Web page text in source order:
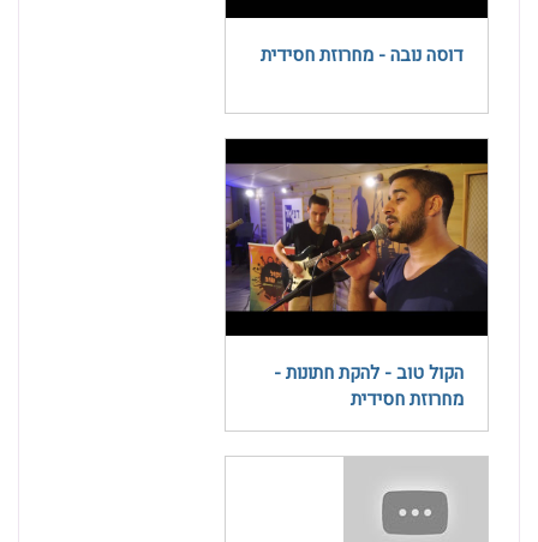
דוסה נובה - מחרוזת חסידית
הקול טוב - להקת חתונות -
מחרוזת חסידית